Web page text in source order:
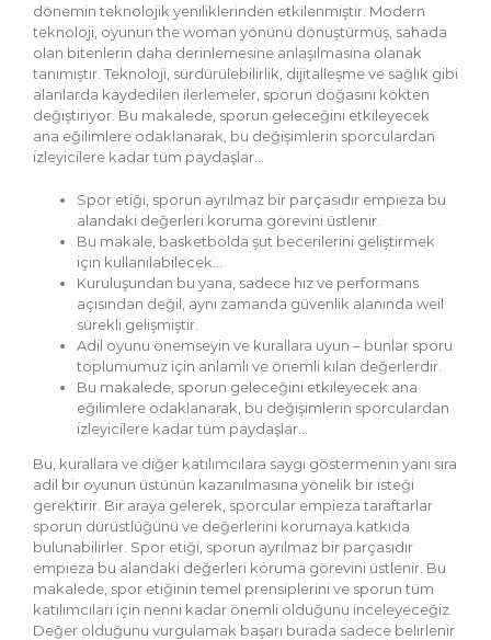
dönemin teknolojik yeniliklerinden etkilenmiştir. Modern
teknoloji, oyunun the woman yönünü dönüştürmüş, sahada
olan bitenlerin daha derinlemesine anlaşılmasına olanak
tanımıştır. Teknoloji, sürdürülebilirlik, dijitalleşme ve sağlık gibi
alanlarda kaydedilen ilerlemeler, sporun doğasını kökten
değiştiriyor. Bu makalede, sporun geleceğini etkileyecek
ana eğilimlere odaklanarak, bu değişimlerin sporculardan
izleyicilere kadar tüm paydaşlar…
Spor etiği, sporun ayrılmaz bir parçasıdır empieza bu
alandaki değerleri koruma görevini üstlenir.
Bu makale, basketbolda şut becerilerini geliştirmek
için kullanılabilecek…
Kuruluşundan bu yana, sadece hız ve performans
açısından değil, aynı zamanda güvenlik alanında weil
sürekli gelişmiştir.
Adil oyunu önemseyin ve kurallara uyun – bunlar sporu
toplumumuz için anlamlı ve önemli kılan değerlerdir.
Bu makalede, sporun geleceğini etkileyecek ana
eğilimlere odaklanarak, bu değişimlerin sporculardan
izleyicilere kadar tüm paydaşlar…
Bu, kurallara ve diğer katılımcılara saygı göstermenin yanı sıra
adil bir oyunun üstünün kazanılmasına yönelik bir isteği
gerektirir. Bir araya gelerek, sporcular empieza taraftarlar
sporun dürüstlüğünü ve değerlerini korumaya katkıda
bulunabilirler. Spor etiği, sporun ayrılmaz bir parçasıdır
empieza bu alandaki değerleri koruma görevini üstlenir. Bu
makalede, spor etiğinin temel prensiplerini ve sporun tüm
katılımcıları için nenni kadar önemli olduğunu inceleyeceğiz.
Değer olduğunu vurgulamak başarı burada sadece belirlenir